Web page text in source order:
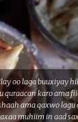
oo laga buuxiyay
quraacan karo ama
ama qaxwo lagu
muhiim in aad